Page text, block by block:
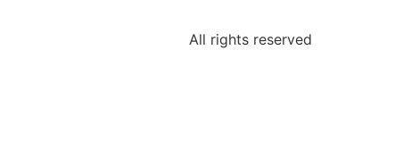
All rights reserved